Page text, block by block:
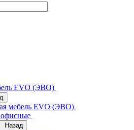
EVO (ЭВО)
мебель EVO (ЭВО)
Назад